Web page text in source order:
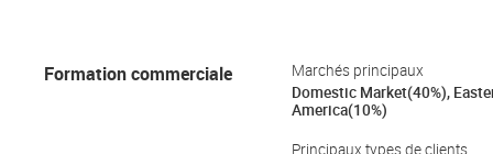
Formation commerciale
Marchés principaux
Domestic Market(40%),
America(10%)
Principaux types de clients